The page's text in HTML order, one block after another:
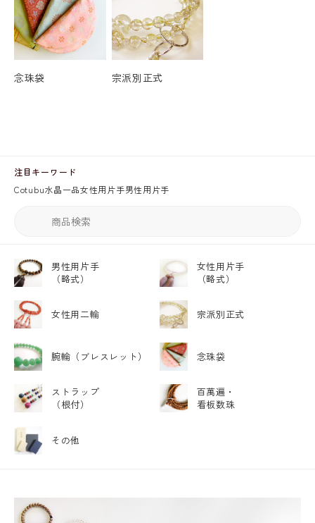
注目キーワード
Cotubu水晶一品女性用片手男性用片手
男性用片手
（略式）
女性用片手
（略式）
女性用二輪 宗派別正式
腕輪 （ブレスレット） 念珠袋
ストラップ
（根付）
百萬遍・
看板数珠
その他
念珠袋 宗派別正式